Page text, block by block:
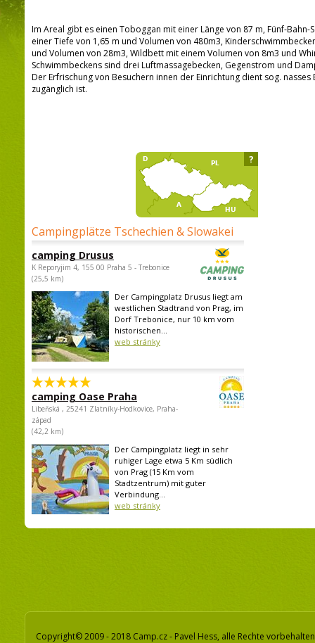
Im Areal gibt es einen Toboggan mit einer Länge von 87 m, Fünf-Bahn-
einer Tiefe von 1,65 m und Volumen von 480m3,
und Volumen von 28m3, Wildbett mit einem Volumen von 8m3 und
Schwimmbeckens sind drei Luftmassagebecken, Gegenstrom und
Der Erfrischung von Besuchern innen der Einrichtung dient sog.
zugänglich ist.
Campingplätze Tschechien & Slowakei
camping Drusus
K Reporyjim 4, 155 00 Praha 5 - Trebonice
(25,5 km)
Der Campingplatz Drusus liegt am
westlichen Stadtrand von Prag, im
Dorf Trebonice, nur 10 km vom
historischen...
web stránky
camping Oase Praha
Libeňská , 25241 Zlatníky-Hodkovice, Praha-
západ
(42,2 km)
Der Campingplatz liegt in sehr
ruhiger Lage etwa 5 Km südlich
von Prag (15 Km vom
Stadtzentrum) mit guter
Verbindung...
web stránky
?
Copyright© 2009 - 2018 Camp.cz - Pavel Hess, alle Rechte vorbehalten